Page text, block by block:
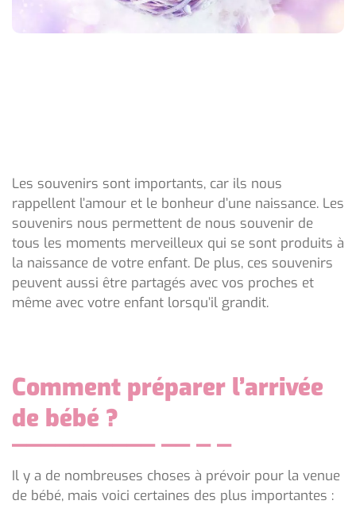
Les souvenirs sont importants, car ils nous
rappellent l’amour et le bonheur d’une naissance. Les
souvenirs nous permettent de nous souvenir de
tous les moments merveilleux qui se sont produits à
la naissance de votre enfant. De plus, ces souvenirs
peuvent aussi être partagés avec vos proches et
même avec votre enfant lorsqu’il grandit.
Comment préparer l’arrivée
de bébé ?
Il y a de nombreuses choses à prévoir pour la venue
de bébé, mais voici certaines des plus importantes :